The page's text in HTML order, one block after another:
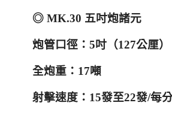
◎ MK.30 五吋炮諸元
炮管口徑： 5吋（127公厘）
全炮重： 17噸
射擊速度： 15發至22發/每